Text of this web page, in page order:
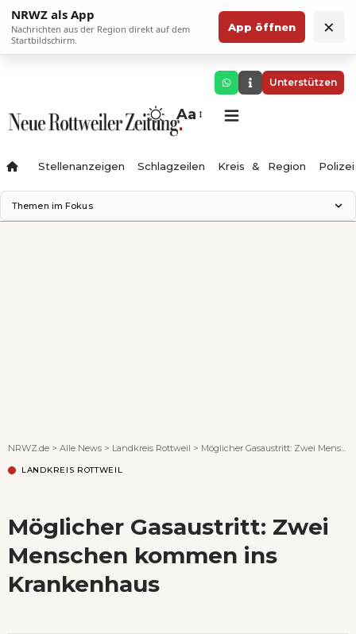
NRWZ als App
Nachrichten aus der Region direkt auf dem
Startbildschirm.
App öffnen ×
Unterstützen
Aa
Stellenanzeigen Schlagzeilen Kreis & Region Polizei
Themen im Fokus
NRWZ.de > Alle News > Landkreis Rottweil > Möglicher Gasaustritt: Zwei Menschen kommen ins Krankenhaus
LANDKREIS ROTTWEIL
Möglicher Gasaustritt: Zwei
Menschen kommen ins
Krankenhaus